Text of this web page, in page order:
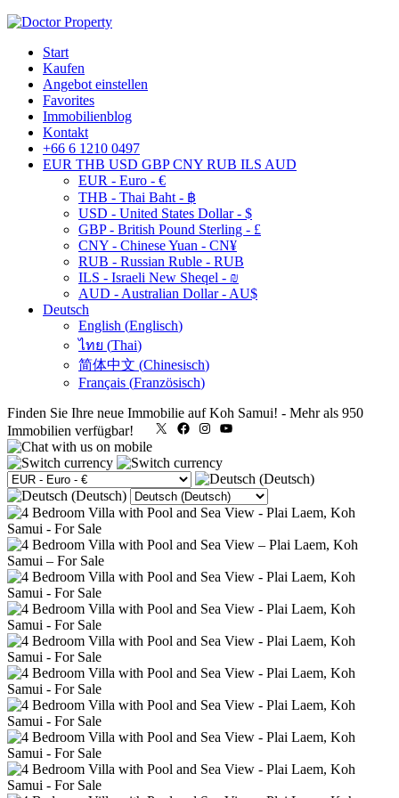
Start
Kaufen
Angebot einstellen
Favorites
Immobilienblog
Kontakt
+66 6 1210 0497
EUR THB USD GBP CNY RUB ILS AUD
EUR - Euro - €
THB - Thai Baht - ฿
USD - United States Dollar - $
GBP - British Pound Sterling - £
CNY - Chinese Yuan - CN¥
RUB - Russian Ruble - RUB
ILS - Israeli New Sheqel - ₪
AUD - Australian Dollar - AU$
Deutsch
English (Englisch)
ไทย (Thai)
简体中文 (Chinesisch)
Français (Französisch)
Finden Sie Ihre neue Immobilie auf Koh Samui! - Mehr als 950
Immobilien verfügbar!
X FacebookInstagram